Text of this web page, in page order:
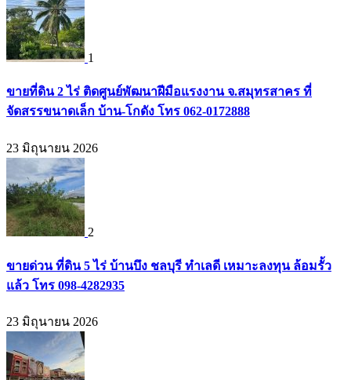
1
ขายที่ดิน 2 ไร่ ติดศูนย์พัฒนาฝีมือแรงงาน จ.สมุทรสาคร ที่
จัดสรรขนาดเล็ก บ้าน-โกดัง โทร 062-0172888
23 มิถุนายน 2026
2
ขายด่วน ที่ดิน 5 ไร่ บ้านบึง ชลบุรี ทำเลดี เหมาะลงทุน ล้อมรั้ว
แล้ว โทร 098-4282935
23 มิถุนายน 2026